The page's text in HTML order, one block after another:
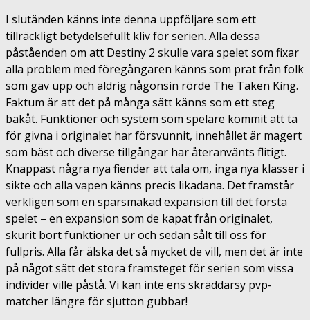
I slutänden känns inte denna uppföljare som ett
tillräckligt betydelsefullt kliv för serien. Alla dessa
påståenden om att Destiny 2 skulle vara spelet som fixar
alla problem med föregångaren känns som prat från folk
som gav upp och aldrig någonsin rörde The Taken King.
Faktum är att det på många sätt känns som ett steg
bakåt. Funktioner och system som spelare kommit att ta
för givna i originalet har försvunnit, innehållet är magert
som bäst och diverse tillgångar har återanvänts flitigt.
Knappast några nya fiender att tala om, inga nya klasser i
sikte och alla vapen känns precis likadana. Det framstår
verkligen som en sparsmakad expansion till det första
spelet – en expansion som de kapat från originalet,
skurit bort funktioner ur och sedan sålt till oss för
fullpris. Alla får älska det så mycket de vill, men det är inte
på något sätt det stora framsteget för serien som vissa
individer ville påstå. Vi kan inte ens skräddarsy pvp-
matcher längre för sjutton gubbar!